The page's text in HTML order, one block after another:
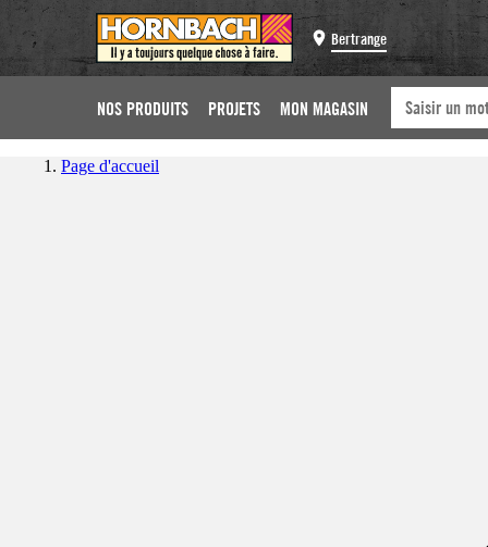
Bertrange
NOS PRODUITS PROJETS MON MAGASIN
Page d'accueil